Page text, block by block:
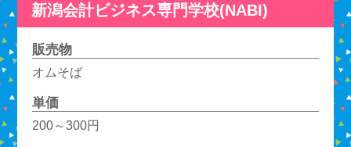
新潟会計ビジネス専門学校(NABI)
販売物
オムそば
単価
200～300円